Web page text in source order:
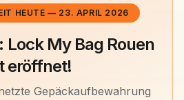
HEUTE — 23. APRIL 2026
Lock My Bag Rouen
eröffnet!
Gepäckaufbewahrung